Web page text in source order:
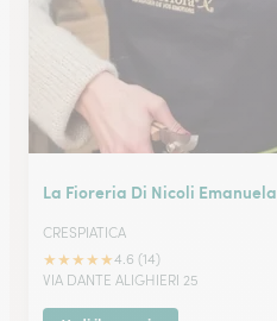
La Fioreria Di Nicoli Emanuela
CRESPIATICA
★★★★★4.6 (14)
VIA DANTE ALIGHIERI 25